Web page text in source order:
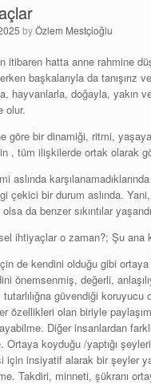
byÖzlem Mestçioğlu
itibaren hatta anne rahmine
başkalarıyla da
hayvanlarla, doğayla, yakın
olur.
göre bir dinamiği, ritmi,
, tüm ilişkilerde ortak olarak
aslında
çekici bir durum aslında.
da benzer sıkıntılar
ihtiyaçlar o zaman?; Şu
de kendini olduğu gibi ortaya
önemsenmiş, değerli,
güvendiği koruyucu
özellikleri olan biriyle
Diğer insanlardan
koyduğu /yaptığı
için insiyatif alarak bir şeyler
Takdiri, minneti, şükranı